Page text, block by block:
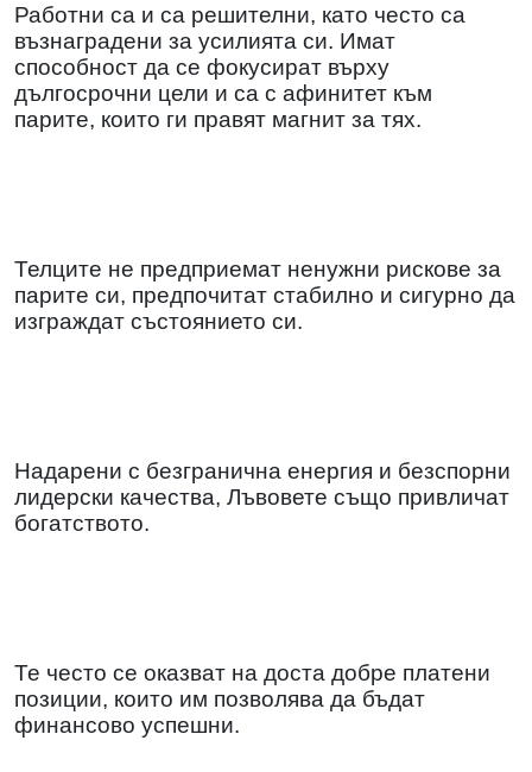
Работни са и са решителни, като често са
възнаградени за усилията си. Имат
способност да се фокусират върху
дългосрочни цели и са с афинитет към
парите, които ги правят магнит за тях.
Телците не предприемат ненужни рискове за
парите си, предпочитат стабилно и сигурно да
изграждат състоянието си.
Надарени с безгранична енергия и безспорни
лидерски качества, Лъвовете също привличат
богатството.
Те често се оказват на доста добре платени
позиции, които им позволява да бъдат
финансово успешни.